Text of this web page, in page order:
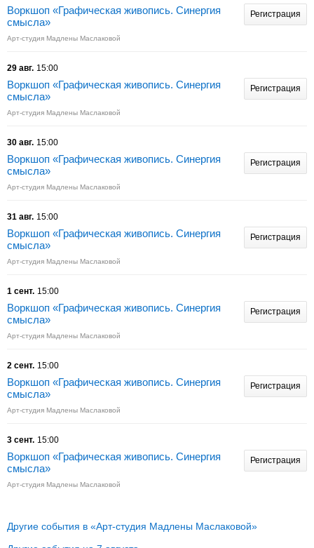
Воркшоп «Графическая живопись. Синергия
смысла»
Арт-студия Мадлены Маслаковой
Регистрация
29 авг. 15:00
Воркшоп «Графическая живопись. Синергия
смысла»
Арт-студия Мадлены Маслаковой
Регистрация
30 авг. 15:00
Воркшоп «Графическая живопись. Синергия
смысла»
Арт-студия Мадлены Маслаковой
Регистрация
31 авг. 15:00
Воркшоп «Графическая живопись. Синергия
смысла»
Арт-студия Мадлены Маслаковой
Регистрация
1 сент. 15:00
Воркшоп «Графическая живопись. Синергия
смысла»
Арт-студия Мадлены Маслаковой
Регистрация
2 сент. 15:00
Воркшоп «Графическая живопись. Синергия
смысла»
Арт-студия Мадлены Маслаковой
Регистрация
3 сент. 15:00
Воркшоп «Графическая живопись. Синергия
смысла»
Арт-студия Мадлены Маслаковой
Регистрация
Другие события в «Арт-студия Мадлены Маслаковой»